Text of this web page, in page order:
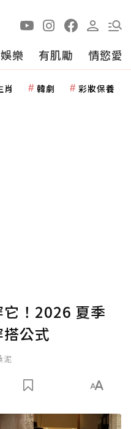
樂 有肌勵 情慾愛
肖 韓劇 彩妝保養
！2026 夏季
搭公式
泥